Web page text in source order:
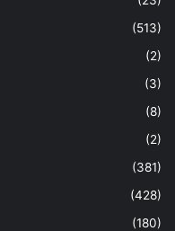
(513)
(2)
(3)
(8)
(2)
(381)
(428)
(180)